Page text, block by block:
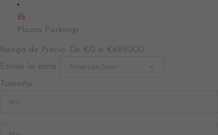
Plazas Parkings
Rango de Precio: De €0 a €685000
Escoje la zona
Todas Las Zonas
Tamaño